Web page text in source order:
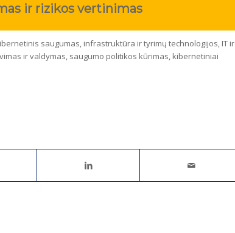
ir rizikos vertinimas
saugumas, infrastruktūra ir tyrimų technologijos, IT ir
ir valdymas, saugumo politikos kūrimas, kibernetiniai